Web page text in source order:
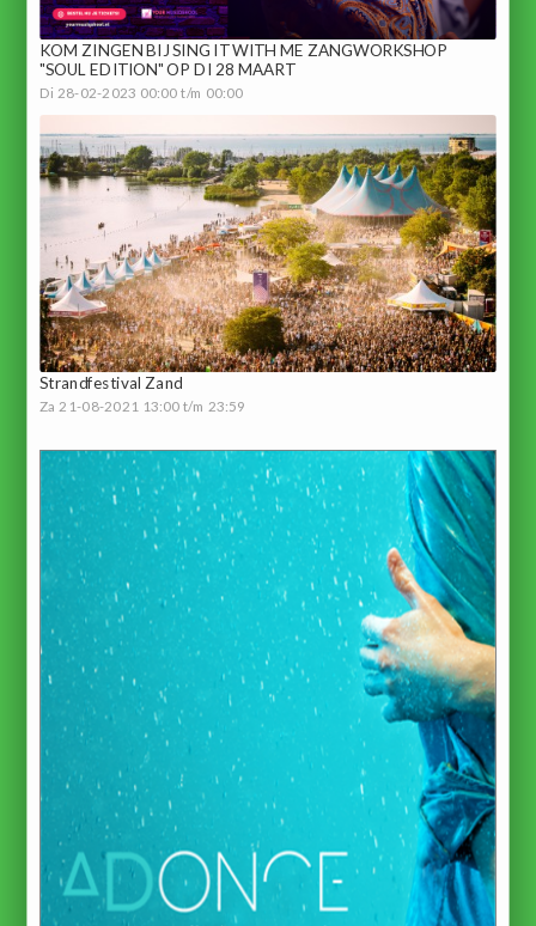
KOM ZINGEN BIJ SING IT WITH ME ZANGWORKSHOP
"SOUL EDITION" OP DI 28 MAART
Di 28-02-2023 00:00 t/m 00:00
Strandfestival Zand
Za 21-08-2021 13:00 t/m 23:59